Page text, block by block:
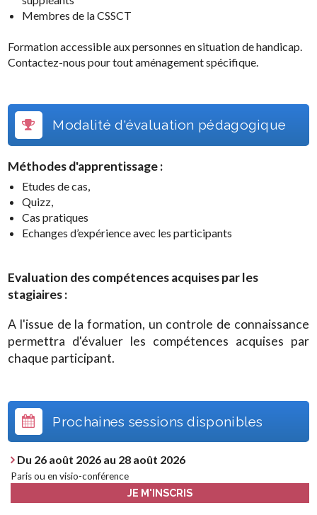
Membres de la CSSCT
Formation accessible aux personnes en situation de handicap.
Contactez-nous pour tout aménagement spécifique.
Modalité d'évaluation pédagogique
Méthodes d'apprentissage :
Etudes de cas,
Quizz,
Cas pratiques
Echanges d’expérience avec les participants
Evaluation des compétences acquises par les
stagiaires :
A l'issue de la formation, un controle de connaissance
permettra d'évaluer les compétences acquises par
chaque participant.
Prochaines sessions disponibles
Du 26 août 2026 au 28 août 2026
Paris ou en visio-conférence
JE M'INSCRIS